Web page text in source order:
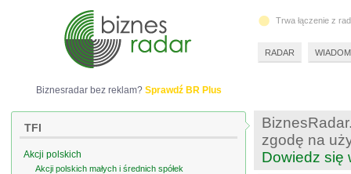
zgodę na
Dowiedz się
Biznesradar bez reklam? Sprawdź BR Plus
TFI
Akcji polskich
Akcji polskich małych i średnich spółek
Trwa łączenie z
RADAR